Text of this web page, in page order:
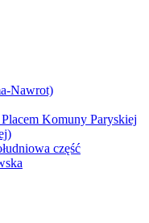
Nawrot)
Komuny Paryskiej
część